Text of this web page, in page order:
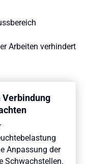
Arbeiten verhindert
Verbindung
Anpassung der
Schwachstellen.